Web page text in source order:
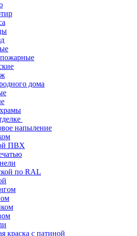
дома
напыление
ПВХ
по RAL
краска с патиной